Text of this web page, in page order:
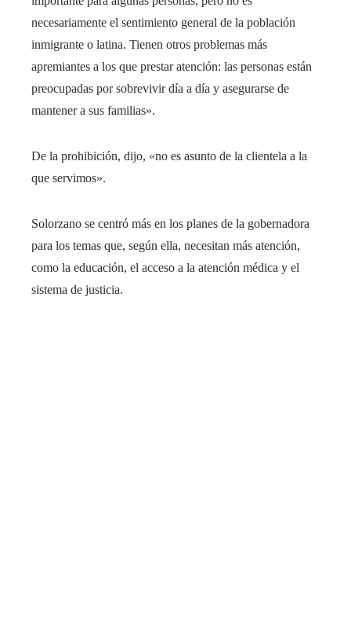
necesariamente el sentimiento general de la población
inmigrante o latina. Tienen otros problemas más
apremiantes a los que prestar atención: las personas están
preocupadas por sobrevivir día a día y asegurarse de
mantener a sus familias».
De la prohibición, dijo, «no es asunto de la clientela a la
que servimos».
Solorzano se centró más en los planes de la gobernadora
para los temas que, según ella, necesitan más atención,
como la educación, el acceso a la atención médica y el
sistema de justicia.